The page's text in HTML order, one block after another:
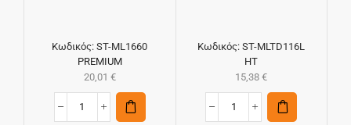
Κωδικός:ST-ML1660
PREMIUM
20,01 €
Κωδικός:ST-MLTD116L
HT
15,38€